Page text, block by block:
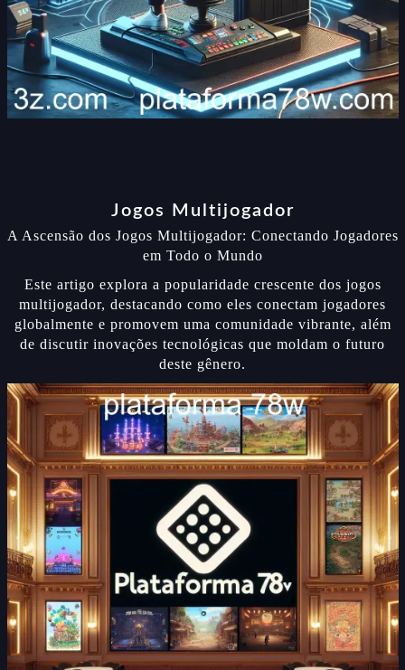
Jogos Multijogador
A Ascensão dos Jogos Multijogador: Conectando Jogadores
em Todo o Mundo
Este artigo explora a popularidade crescente dos jogos
multijogador, destacando como eles conectam jogadores
globalmente e promovem uma comunidade vibrante, além
de discutir inovações tecnológicas que moldam o futuro
deste gênero.